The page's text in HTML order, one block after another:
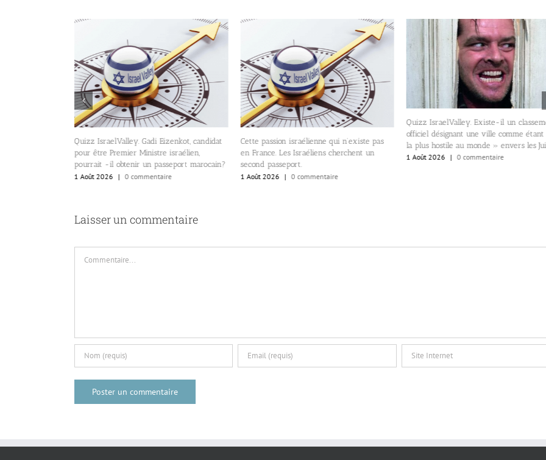
Quizz IsraelValley. Gadi Eizenkot, candidat
pour être Premier Ministre israélien,
pourrait -il obtenir un passeport marocain?
1 Août 2026 | 0 commentaire
Cette passion israélienne qui n’existe pas
en France. Les Israéliens cherchent un
second passeport.
1 Août 2026 | 0 commentaire
Quizz IsraelValley. Existe-il un
officiel désignant une ville comme
la plus hostile au monde » envers les
1 Août 2026 | 0 commentaire
Laisser un commentaire